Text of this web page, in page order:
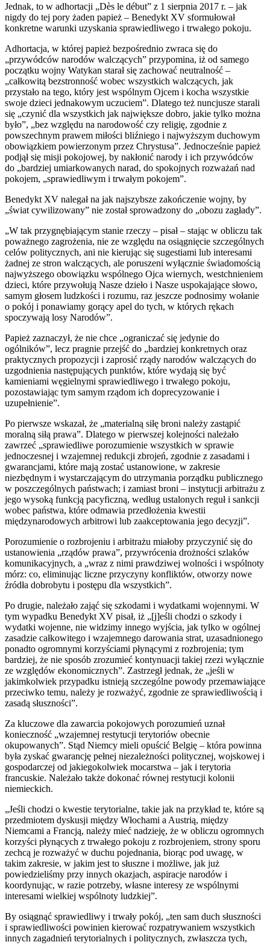
Jednak, to w adhortacji „Dès le début” z 1 sierpnia 2017 r. – jak
nigdy do tej pory żaden papież – Benedykt XV sformułował
konkretne warunki uzyskania sprawiedliwego i trwałego pokoju.
Adhortacja, w której papież bezpośrednio zwraca się do
„przywódców narodów walczących” przypomina, iż od samego
początku wojny Watykan starał się zachować neutralność –
„całkowitą bezstronność wobec wszystkich walczących, jak
przystało na tego, który jest wspólnym Ojcem i kocha wszystkie
swoje dzieci jednakowym uczuciem”. Dlatego też nuncjusze starali
się „czynić dla wszystkich jak największe dobro, jakie tylko można
było”, „bez względu na narodowość czy religię, zgodnie z
powszechnym prawem miłości bliźniego i najwyższym duchowym
obowiązkiem powierzonym przez Chrystusa”. Jednocześnie papież
podjął się misji pokojowej, by nakłonić narody i ich przywódców
do „bardziej umiarkowanych narad, do spokojnych rozważań nad
pokojem, „sprawiedliwym i trwałym pokojem”.
Benedykt XV nalegał na jak najszybsze zakończenie wojny, by
„świat cywilizowany” nie został sprowadzony do „obozu zagłady”.
„W tak przygnębiającym stanie rzeczy – pisał – stając w obliczu tak
poważnego zagrożenia, nie ze względu na osiągnięcie szczególnych
celów politycznych, ani nie kierując się sugestiami lub interesami
żadnej ze stron walczących, ale poruszeni wyłącznie świadomością
najwyższego obowiązku wspólnego Ojca wiernych, westchnieniem
dzieci, które przywołują Nasze dzieło i Nasze uspokajające słowo,
samym głosem ludzkości i rozumu, raz jeszcze podnosimy wołanie
o pokój i ponawiamy gorący apel do tych, w których rękach
spoczywają losy Narodów”.
Papież zaznaczył, że nie chce „ograniczać się jedynie do
ogólników”, lecz pragnie przejść do „bardziej konkretnych oraz
praktycznych propozycji i zaprosić rządy narodów walczących do
uzgodnienia następujących punktów, które wydają się być
kamieniami węgielnymi sprawiedliwego i trwałego pokoju,
pozostawiając tym samym rządom ich doprecyzowanie i
uzupełnienie”.
Po pierwsze wskazał, że „materialną siłę broni należy zastąpić
moralną siłą prawa”. Dlatego w pierwszej kolejności należało
zawrzeć „sprawiedliwe porozumienie wszystkich w sprawie
jednoczesnej i wzajemnej redukcji zbrojeń, zgodnie z zasadami i
gwarancjami, które mają zostać ustanowione, w zakresie
niezbędnym i wystarczającym do utrzymania porządku publicznego
w poszczególnych państwach; i zamiast broni – instytucji arbitrażu z
jego wysoką funkcją pacyficzną, według ustalonych reguł i sankcji
wobec państwa, które odmawia przedłożenia kwestii
międzynarodowych arbitrowi lub zaakceptowania jego decyzji”.
Porozumienie o rozbrojeniu i arbitrażu miałoby przyczynić się do
ustanowienia „rządów prawa”, przywrócenia drożności szlaków
komunikacyjnych, a „wraz z nimi prawdziwej wolności i wspólnoty
mórz: co, eliminując liczne przyczyny konfliktów, otworzy nowe
źródła dobrobytu i postępu dla wszystkich”.
Po drugie, należało zająć się szkodami i wydatkami wojennymi. W
tym wypadku Benedykt XV pisał, iż „[j]eśli chodzi o szkody i
wydatki wojenne, nie widzimy innego wyjścia, jak tylko w ogólnej
zasadzie całkowitego i wzajemnego darowania strat, uzasadnionego
ponadto ogromnymi korzyściami płynącymi z rozbrojenia; tym
bardziej, że nie sposób zrozumieć kontynuacji takiej rzezi wyłącznie
ze względów ekonomicznych”. Zastrzegł jednak, że „jeśli w
jakimkolwiek przypadku istnieją szczególne powody przemawiające
przeciwko temu, należy je rozważyć, zgodnie ze sprawiedliwością i
zasadą słuszności”.
Za kluczowe dla zawarcia pokojowych porozumień uznał
konieczność „wzajemnej restytucji terytoriów obecnie
okupowanych”. Stąd Niemcy mieli opuścić Belgię – która powinna
była zyskać gwarancję pełnej niezależności politycznej, wojskowej i
gospodarczej od jakiegokolwiek mocarstwa – jak i terytoria
francuskie. Należało także dokonać równej restytucji kolonii
niemieckich.
„Jeśli chodzi o kwestie terytorialne, takie jak na przykład te, które są
przedmiotem dyskusji między Włochami a Austrią, między
Niemcami a Francją, należy mieć nadzieję, że w obliczu ogromnych
korzyści płynących z trwałego pokoju z rozbrojeniem, strony sporu
zechcą je rozważyć w duchu pojednania, biorąc pod uwagę, w
takim zakresie, w jakim jest to słuszne i możliwe, jak już
powiedzieliśmy przy innych okazjach, aspiracje narodów i
koordynując, w razie potrzeby, własne interesy ze wspólnymi
interesami wielkiej wspólnoty ludzkiej”.
By osiągnąć sprawiedliwy i trwały pokój, „ten sam duch słuszności
i sprawiedliwości powinien kierować rozpatrywaniem wszystkich
innych zagadnień terytorialnych i politycznych, zwłaszcza tych,